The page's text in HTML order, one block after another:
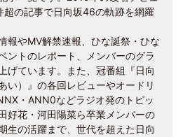
超の記事で日向坂46の軌跡を網羅
報やMV解禁速報、ひな誕祭・ひな
ントのレポート、メンバーのグラ
げています。また、冠番組『日向
い）』の各回レビューやオードリ
・ANN0などラジオ発のトピッ
好花・河田陽菜ら卒業メンバーの
生の活躍まで、世代を超えた日向